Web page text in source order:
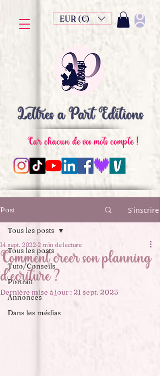
Lettres à Part Editions
Car chacun de vos mots compte !
EUR (€)
Post S'inscrire
Tous les posts
Tuto/Conseils
Portrait
Annonces
Dans les médias
Tous les posts
Comment créer son planning
d'écriture ?
14 sept. 2022 2 min de lecture
Dernière mise à jour : 21 sept. 2023